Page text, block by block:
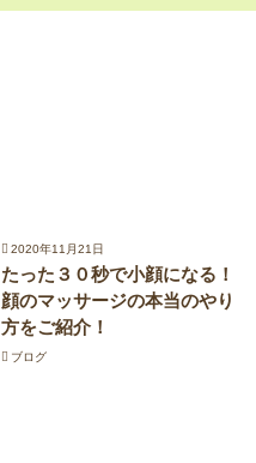
2020年11月21日
たった３０秒で小顔になる！
顔のマッサージの本当のやり
方をご紹介！
ブログ